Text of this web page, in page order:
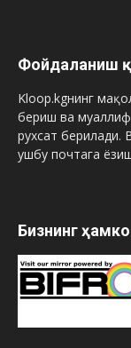
Фойдаланиш
Kloop.kgнинг
бериш ва
рухсат берилади.
ушбу почтага
Бизнинг